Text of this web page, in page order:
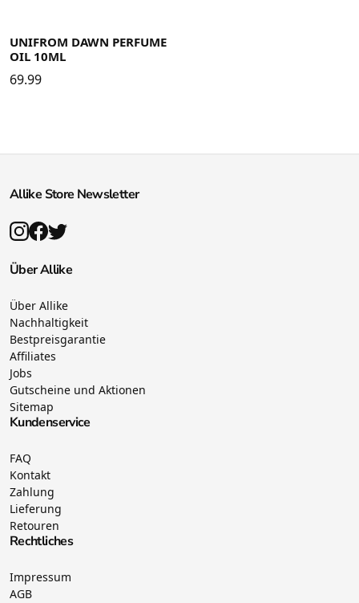
UNIFROM DAWN PERFUME
OIL 10ML
69.99
Allike Store Newsletter
Über Allike
Über Allike
Nachhaltigkeit
Bestpreisgarantie
Affiliates
Jobs
Gutscheine und Aktionen
Sitemap
Kundenservice
FAQ
Kontakt
Zahlung
Lieferung
Retouren
Rechtliches
Impressum
AGB